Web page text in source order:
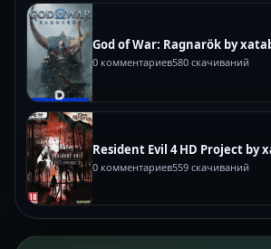
God of War: Ragnarök by
0 комментариев580 скачиваний
Resident Evil 4 HD Project by
0 комментариев559 скачиваний